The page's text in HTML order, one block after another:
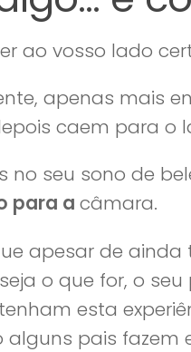
ao vosso lado
apenas mais
caem para o
no seu sono de
para a câmara.
apesar de
o que for, o
esta
alguns pais